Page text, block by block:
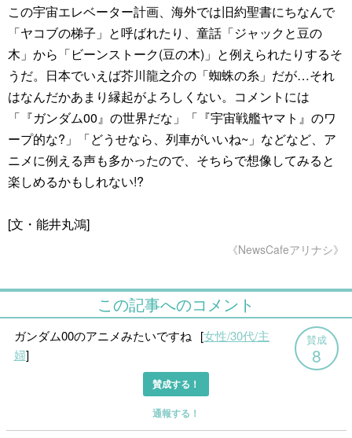
この宇宙エレベーター計画、海外では旧約聖書にちなんで
「ヤコブの梯子」と呼ばれたり、童話「ジャックと豆の
木」から「ビーンストーク(豆の木)」と例えられたりするそ
うだ。日本でいえば芥川龍之介の「蜘蛛の糸」だが…それ
はなんだかあまり縁起がよろしくない。コメントには
「『ガンダム00』の世界だな」「『宇宙戦艦ヤマト』のワ
ープ的な?」「どうせなら、列車がいいね~」などなど、ア
ニメに例える声も多かったので、そちらで想像してみると
楽しめるかもしれない!?
[文・能井丸鴻]
《NewsCafeアリナシ》